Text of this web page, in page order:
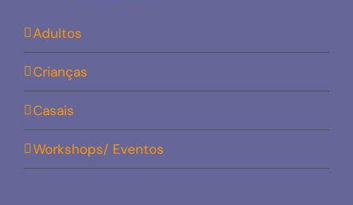
Adultos
Crianças
Casais
Workshops/ Eventos